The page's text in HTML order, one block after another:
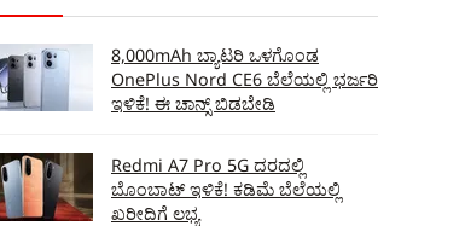
8,000mAh ಬ್ಯಾಟರಿ ಒಳಗೊಂಡ
OnePlus Nord CE6 ಬೆಲೆಯಲ್ಲಿ ಭರ್ಜರಿ
ಇಳಿಕೆ! ಈ ಚಾನ್ಸ್‌ ಬಿಡಬೇಡಿ
Redmi A7 Pro 5G ದರದಲ್ಲಿ
ಬೊಂಬಾಟ್‌ ಇಳಿಕೆ! ಕಡಿಮೆ ಬೆಲೆಯಲ್ಲಿ
ಖರೀದಿಗೆ ಲಭ್ಯ